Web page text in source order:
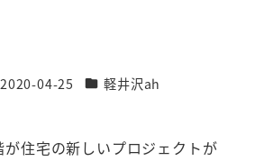
日
2020-04-25 カテゴリー
軽井沢ah
が住宅の新しいプロジェクトが